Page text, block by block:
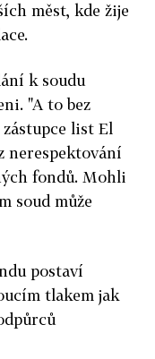
měst, kde žije
k soudu
"A to bez
list El
nerespektování
fondů. Mohli
soud může
postaví
tlakem jak